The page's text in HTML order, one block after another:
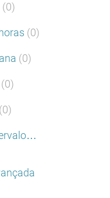
(0)
(0)
(0)
(0)
(0)